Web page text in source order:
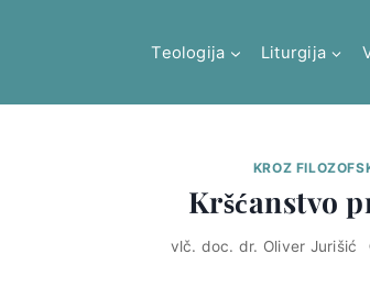
Teologija Liturgija
KROZ
Kršćanstvo
vlč. doc. dr. Oliver Jurišić